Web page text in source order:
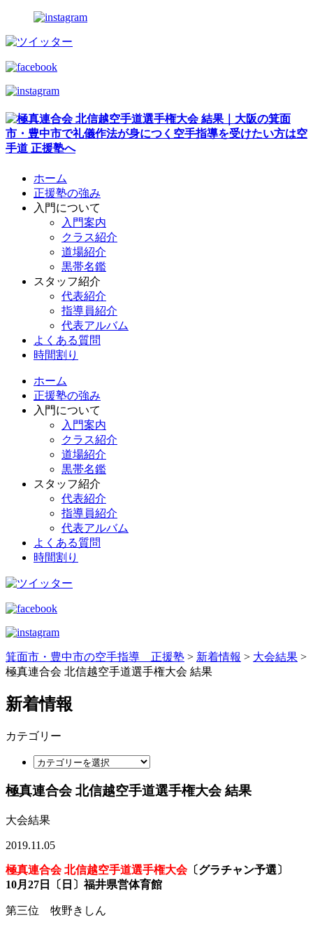
ホーム
正援塾の強み
入門について
入門案内
クラス紹介
道場紹介
黒帯名鑑
スタッフ紹介
代表紹介
指導員紹介
代表アルバム
よくある質問
時間割り
ホーム
正援塾の強み
入門について
入門案内
クラス紹介
道場紹介
黒帯名鑑
スタッフ紹介
代表紹介
指導員紹介
代表アルバム
よくある質問
時間割り
箕面市・豊中市の空手指導 正援塾 > 新着情報 > 大会結果 >
極真連合会 北信越空手道選手権大会 結果
新着情報
カテゴリー
極真連合会 北信越空手道選手権大会 結果
大会結果
2019.11.05
極真連合会 北信越空手道選手権大会〔グラチャン予選〕
10月27日〔日〕福井県営体育館
第三位 牧野きしん